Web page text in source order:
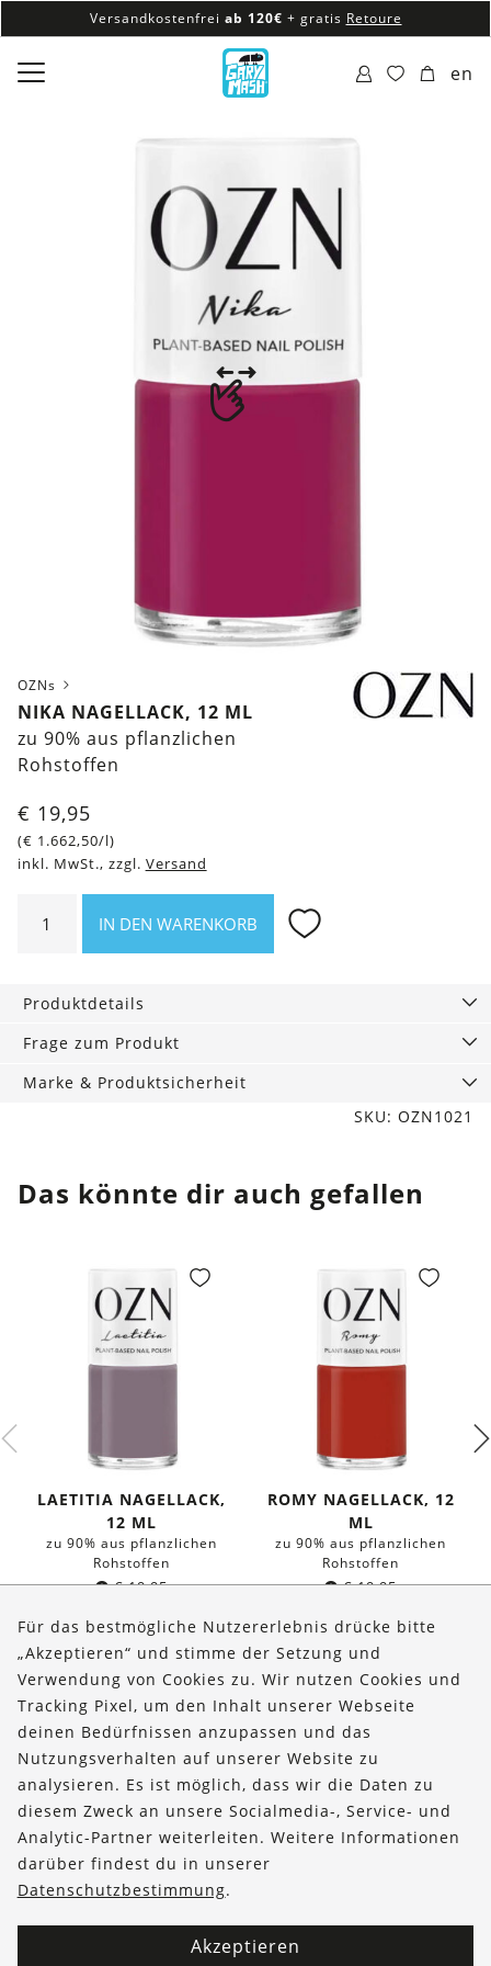
Versandkostenfrei ab 120€ + gratis Retoure
100% veganes & fair produziertes Sortiment
Versandkostenfrei ab 120€
en
OZNs
NIKA NAGELLACK, 12 ML
zu 90% aus pflanzlichen
Rohstoffen
€ 19,95
(€ 1.662,50/l)
inkl. MwSt., zzgl. Versand
Nagellack,
Menge
IN DEN WARENKORB
Produktdetails
Frage zum Produkt
Marke & Produktsicherheit
SKU: OZN1021
Das könnte dir auch gefallen
LAETITIA NAGELLACK,
12 ML
zu 90% aus pflanzlichen
Rohstoffen
€19,95
ROMY NAGELLACK, 12
ML
zu 90% aus pflanzlichen
Rohstoffen
€19,95
Über uns
Bestellungen
Kontakt & Hilfe
FOLLOW US
Für das bestmögliche Nutzererlebnis drücke bitte
„Akzeptieren“ und stimme der Setzung und
Verwendung von Cookies zu. Wir nutzen Cookies und
Tracking Pixel, um den Inhalt unserer Webseite
deinen Bedürfnissen anzupassen und das
Nutzungsverhalten auf unserer Website zu
analysieren. Es ist möglich, dass wir die Daten zu
diesem Zweck an unsere Socialmedia-, Service- und
Analytic-Partner weiterleiten. Weitere Informationen
darüber findest du in unserer
Datenschutzbestimmung.
Akzeptieren